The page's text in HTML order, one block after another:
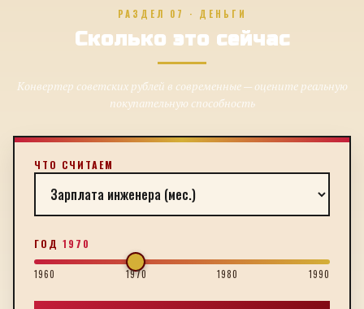
РАЗДЕЛ 07 · ДЕНЬГИ
Сколько это сейчас
Конвертер советских рублей в современные — оцените реальную
покупательную способность
ЧТО СЧИТАЕМ
ГОД 1970
1960 1970 1980 1990